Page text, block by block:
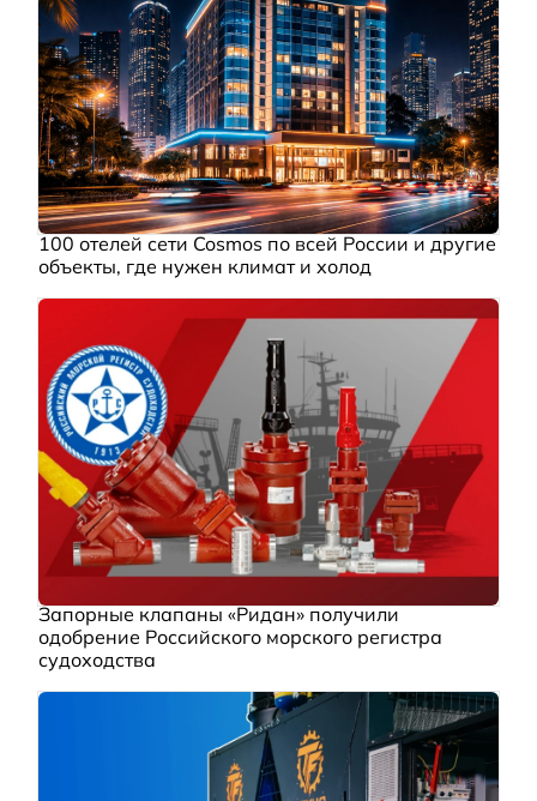
100 отелей сети Cosmos по всей России и другие
объекты, где нужен климат и холод
Запорные клапаны «Ридан» получили
одобрение Российского морского регистра
судоходства